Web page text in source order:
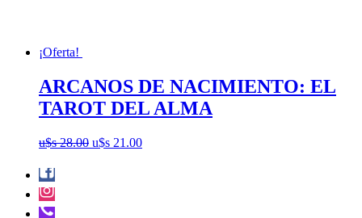
¡Oferta!
ARCANOS DE NACIMIENTO: EL
TAROT DEL ALMA
u$s28.00 El
u$s 21.00El